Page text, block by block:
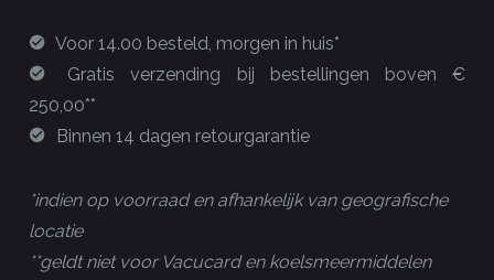
Voor 14.00 besteld, morgen in huis*
Gratis verzending bij bestellingen boven €
250,00**
Binnen 14 dagen retourgarantie
*indien op voorraad en afhankelijk van geografische
locatie
**geldt niet voor Vacucard en koelsmeermiddelen